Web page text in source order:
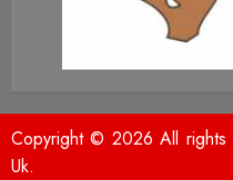
Copyright © 2026 All rights
Uk.